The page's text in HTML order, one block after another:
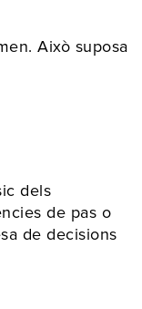
Això suposa
dels
de pas o
de decisions